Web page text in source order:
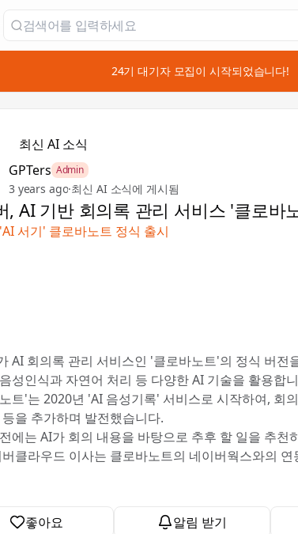
📣 24기 대기자 모집이 시작되었습니다!
📰최신 AI 소식
GPTers Admin
3 years ago·최신 AI 소식에 게시됨
, AI 기반 회의록 관리 서비스 '클로바
서기' 클로바노트 정식 출시
AI 회의록 관리 서비스인 '클로바노트'의 정식 버전
성인식과 자연어 처리 등 다양한 AI 기술을 활용합
트'는 2020년 'AI 음성기록' 서비스로 시작하여, 회
을 추가하며 발전했습니다.
에는 AI가 회의 내용을 바탕으로 추후 할 일을 추천
클라우드 이사는 클로바노트의 네이버웍스와의
좋아요 알림 받기